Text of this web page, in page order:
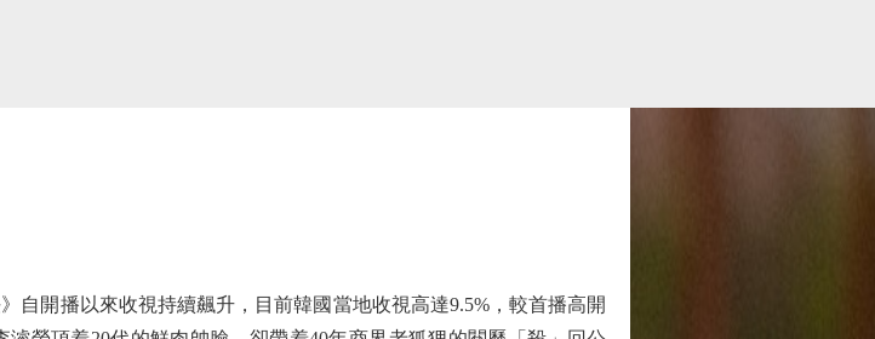
開播以來收視持續飆升，目前韓國當地收視高達9.5%，較首播高開